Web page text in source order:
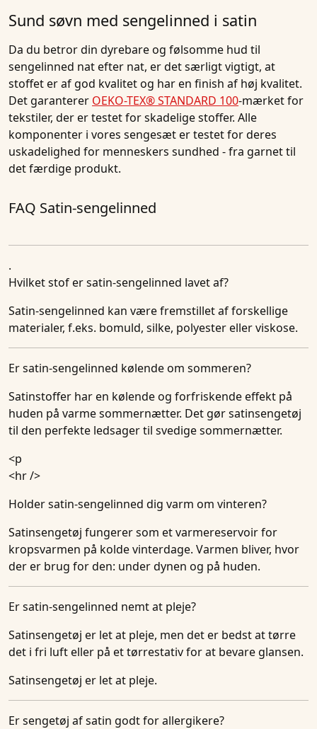
Sund søvn med sengelinned i satin
Da du betror din dyrebare og følsomme hud til
sengelinned nat efter nat, er det særligt vigtigt, at
stoffet er af god kvalitet og har en finish af høj kvalitet.
Det garanterer OEKO-TEX® STANDARD 100-mærket for
tekstiler, der er testet for skadelige stoffer. Alle
komponenter i vores sengesæt er testet for deres
uskadelighed for menneskers sundhed - fra garnet til
det færdige produkt.
FAQ Satin-sengelinned
.
Hvilket stof er satin-sengelinned lavet af?
Satin-sengelinned kan være fremstillet af forskellige
materialer, f.eks. bomuld, silke, polyester eller viskose.
Er satin-sengelinned kølende om sommeren?
Satinstoffer har en kølende og forfriskende effekt på
huden på varme sommernætter. Det gør satinsengetøj
til den perfekte ledsager til svedige sommernætter.
<p
<hr />
Holder satin-sengelinned dig varm om vinteren?
Satinsengetøj fungerer som et varmereservoir for
kropsvarmen på kolde vinterdage. Varmen bliver, hvor
der er brug for den: under dynen og på huden.
Er satin-sengelinned nemt at pleje?
Satinsengetøj er let at pleje, men det er bedst at tørre
det i fri luft eller på et tørrestativ for at bevare glansen.
Satinsengetøj er let at pleje.
Er sengetøj af satin godt for allergikere?